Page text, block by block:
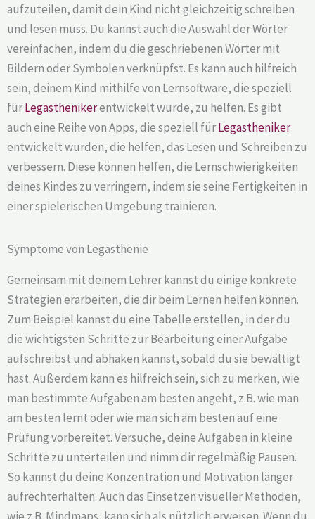
aufzuteilen, damit dein Kind nicht gleichzeitig schreiben
und lesen muss. Du kannst auch die Auswahl der Wörter
vereinfachen, indem du die geschriebenen Wörter mit
Bildern oder Symbolen verknüpfst. Es kann auch hilfreich
sein, deinem Kind mithilfe von Lernsoftware, die speziell
fürLegasthenikerentwickelt wurde, zu helfen. Es gibt
auch eine Reihe von Apps, die speziell fürLegastheniker
entwickelt wurden, die helfen, das Lesen und Schreiben zu
verbessern. Diese können helfen, die Lernschwierigkeiten
deines Kindes zu verringern, indem sie seine Fertigkeiten in
einer spielerischen Umgebung trainieren.
Symptome von Legasthenie
Gemeinsam mit deinem Lehrer kannst du einige konkrete
Strategien erarbeiten, die dir beim Lernen helfen können.
Zum Beispiel kannst du eine Tabelle erstellen, in der du
die wichtigsten Schritte zur Bearbeitung einer Aufgabe
aufschreibst und abhaken kannst, sobald du sie bewältigt
hast. Außerdem kann es hilfreich sein, sich zu merken, wie
man bestimmte Aufgaben am besten angeht, z.B. wie man
am besten lernt oder wie man sich am besten auf eine
Prüfung vorbereitet. Versuche, deine Aufgaben in kleine
Schritte zu unterteilen und nimm dir regelmäßig Pausen.
So kannst du deine Konzentration und Motivation länger
aufrechterhalten. Auch das Einsetzen visueller Methoden,